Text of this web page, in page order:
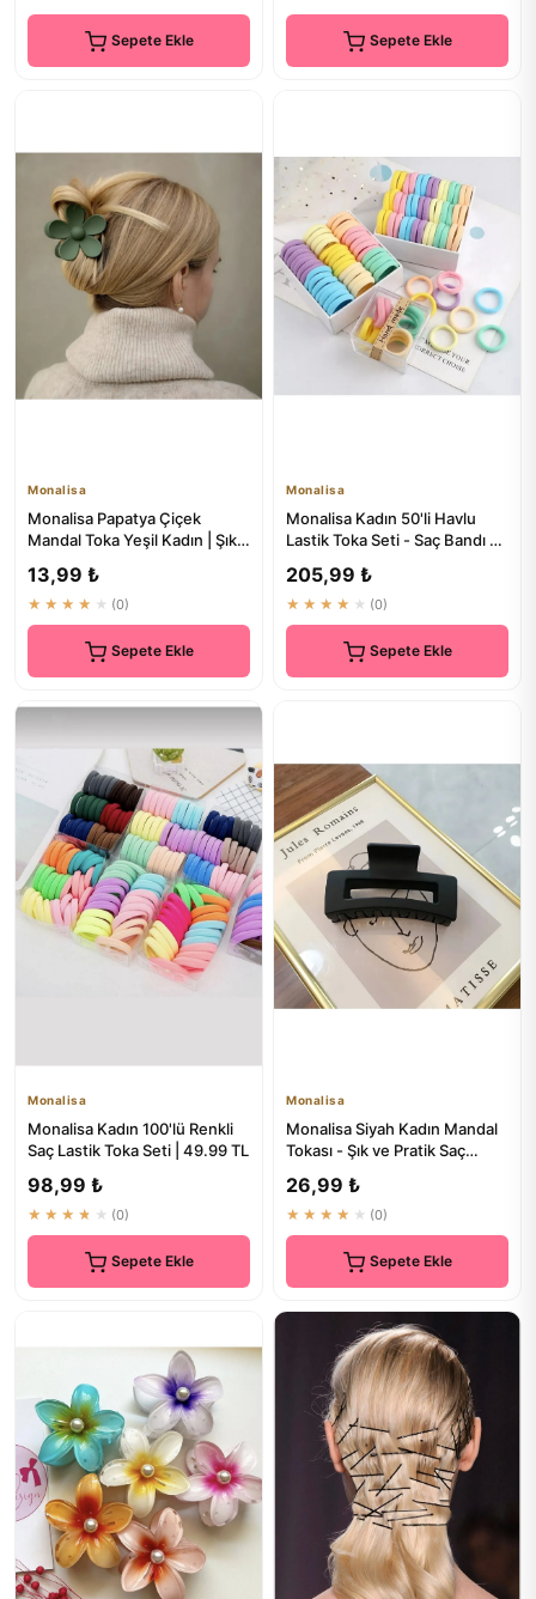
Sepete Ekle Sepete Ekle
Monalisa
Monalisa Papatya Çiçek
Mandal Toka Yeşil Kadın | Şık
13,99 ₺
★★★★★ (0)
Sepete Ekle
Monalisa
Monalisa Kadın 50'li Havlu
Lastik Toka Seti - Saç Bandı ve
205,99 ₺
★★★★★ (0)
Sepete Ekle
Monalisa
Monalisa Kadın 100'lü Renkli
Saç Lastik Toka Seti | 49.99 TL
98,99 ₺
★★★★★ (0)
Sepete Ekle
Monalisa
Monalisa Siyah Kadın Mandal
Tokası - Şık ve Pratik Saç
26,99 ₺
★★★★★ (0)
Sepete Ekle